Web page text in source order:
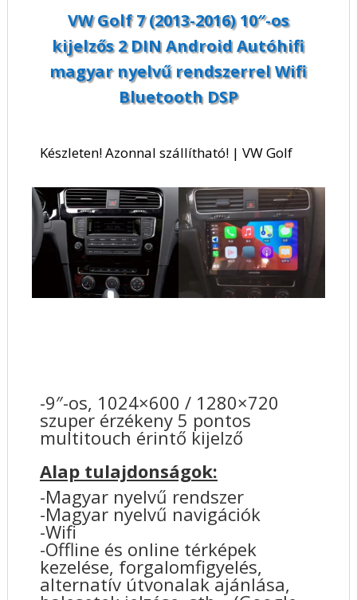
VW Golf 7 (2013-2016) 10″-os
kijelzős 2 DIN Android Autóhifi
magyar nyelvű rendszerrel Wifi
Bluetooth DSP
Készleten! Azonnal szállítható! | VW Golf
-9″-os, 1024×600 / 1280×720
szuper érzékeny 5 pontos
multitouch érintő kijelző
Alap tulajdonságok:
-Magyar nyelvű rendszer
-Magyar nyelvű navigációk
-Wifi
-Offline és online térképek
kezelése, forgalomfigyelés,
alternatív útvonalak ajánlása,